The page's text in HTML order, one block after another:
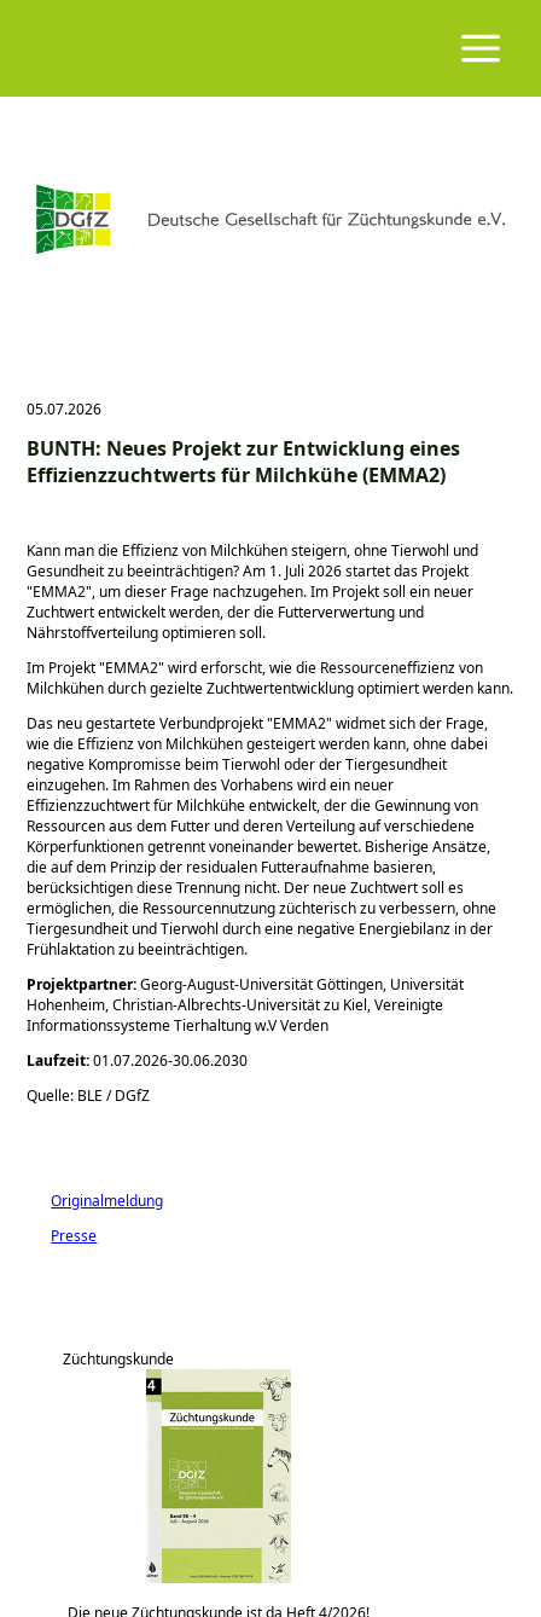
05.07.2026
BUNTH: Neues Projekt zur Entwicklung eines
Effizienzzuchtwerts für Milchkühe (EMMA2)
Kann man die Effizienz von Milchkühen steigern, ohne Tierwohl und
Gesundheit zu beeinträchtigen? Am 1. Juli 2026 startet das Projekt
EMMA2 , um dieser Frage nachzugehen. Im Projekt soll ein neuer
Zuchtwert entwickelt werden, der die Futterverwertung und
Nährstoffverteilung optimieren soll.
Im Projekt EMMA2 wird erforscht, wie die Ressourceneffizienz von
Milchkühen durch gezielte Zuchtwertentwicklung optimiert werden kann.
Das neu gestartete Verbundprojekt EMMA2 widmet sich der Frage,
wie die Effizienz von Milchkühen gesteigert werden kann, ohne dabei
negative Kompromisse beim Tierwohl oder der Tiergesundheit
einzugehen. Im Rahmen des Vorhabens wird ein neuer
Effizienzzuchtwert für Milchkühe entwickelt, der die Gewinnung von
Ressourcen aus dem Futter und deren Verteilung auf verschiedene
Körperfunktionen getrennt voneinander bewertet. Bisherige Ansätze,
die auf dem Prinzip der residualen Futteraufnahme basieren,
berücksichtigen diese Trennung nicht. Der neue Zuchtwert soll es
ermöglichen, die Ressourcennutzung züchterisch zu verbessern, ohne
Tiergesundheit und Tierwohl durch eine negative Energiebilanz in der
Frühlaktation zu beeinträchtigen.
Projektpartner:Georg-August-Universität Göttingen, Universität
Hohenheim, Christian-Albrechts-Universität zu Kiel, Vereinigte
Informationssysteme Tierhaltung w.V Verden
Laufzeit:01.07.2026-30.06.2030
Quelle: BLE / DGfZ
Originalmeldung
Presse
Züchtungskunde
Die neue Züchtungskunde ist da Heft 4/2026!